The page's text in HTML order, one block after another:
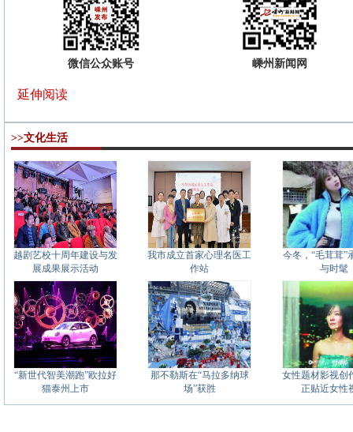
微信公众账号 嵊州新闻网
延伸阅读
>>文化生活
越剧艺校十周年建设与发
展成果展示活动
我市成立首家心理名医工
作站
今冬，“毛茸茸”
与时髦
“新世代智美潮跑”欧拉好
猫泰州上市
那不勒斯在“马拉多纳球
场”获胜
女性题材影视创
正贴近女性